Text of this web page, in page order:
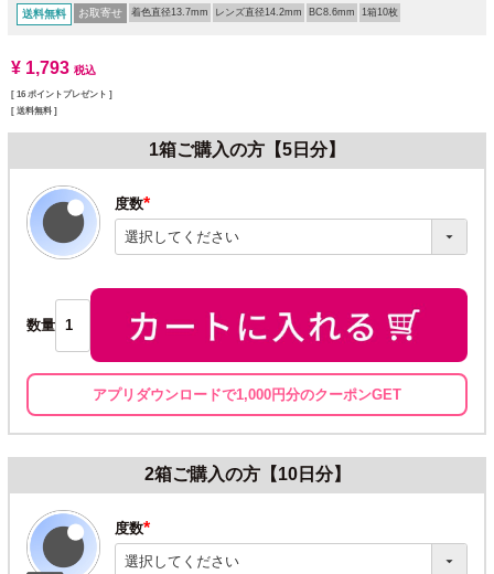
送料無料 お取寄せ 着色直径13.7mm レンズ直径14.2mm BC8.6mm 1箱10枚
¥ 1,793 税込
[ 16 ポイントプレゼント ]
送料無料
1箱ご購入の方【5日分】
度数
(必
須)
数量
アプリダウンロードで1,000円分のクーポンGET
2箱ご購入の方【10日分】
度数
(必
須)